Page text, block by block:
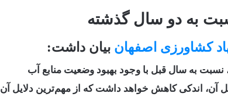
به دو سال گذشته
کشاورزی اصفهان بیان داشت:
نسبت به سال قبل با وجود بهبود وضعیت منابع آب
آن، اندکی کاهش خواهد داشت که از مهم‌ترین دلایل آن